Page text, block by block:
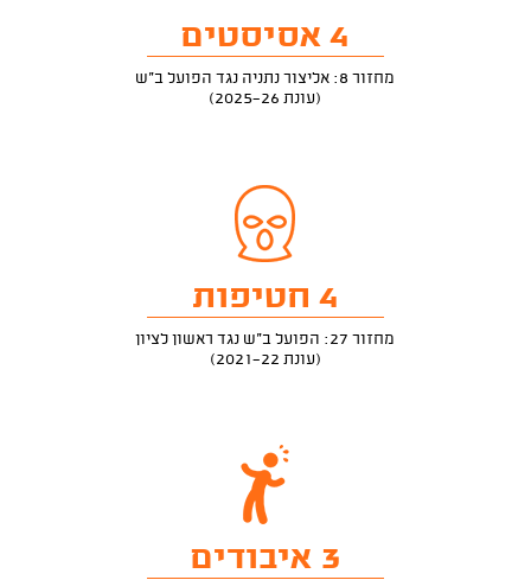
4 אסיסטים
מחזור 8: אליצור נתניה נגד הפועל ב"ש
(עונת 2025-26)
4 חטיפות
מחזור 27: הפועל ב"ש נגד ראשון לציון
(עונת 2021-22)
3 איבודים